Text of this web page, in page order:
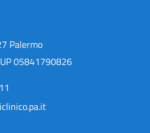
Palermo
05841790826